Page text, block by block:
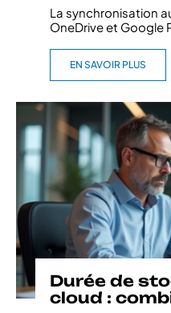
La synchronisation
OneDrive et Google
EN SAVOIR PLUS
Durée de
cloud :